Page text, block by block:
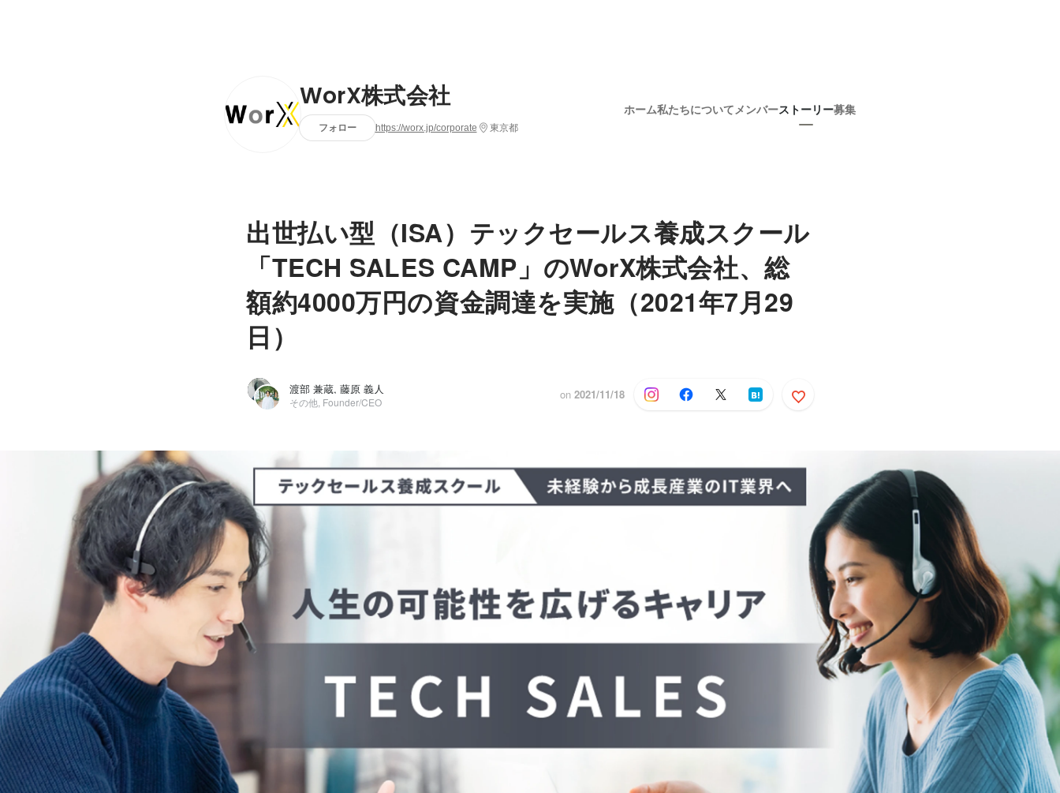
WorX株式会社
フォロー https://worx.jp/corporate 東京都
ホーム私たちについて メンバーストーリー募集
出世払い型（ISA）テックセールス養成スクール
「TECH SALES CAMP」のWorX株式会社、総
額約4000万円の資金調達を実施（2021年7月29
日）
渡部 兼蔵, 藤原 義人
その他, Founder/CEO
on 2021/11/18
渡部 兼蔵